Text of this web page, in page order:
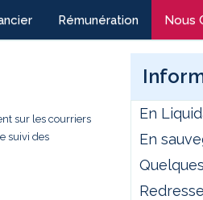
Rémunération Nous
sur les courriers
suivi des
En
En